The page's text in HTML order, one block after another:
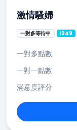
激情騷婦
一對多等待中 i349
一對多點數
一對一點數
滿意度評分